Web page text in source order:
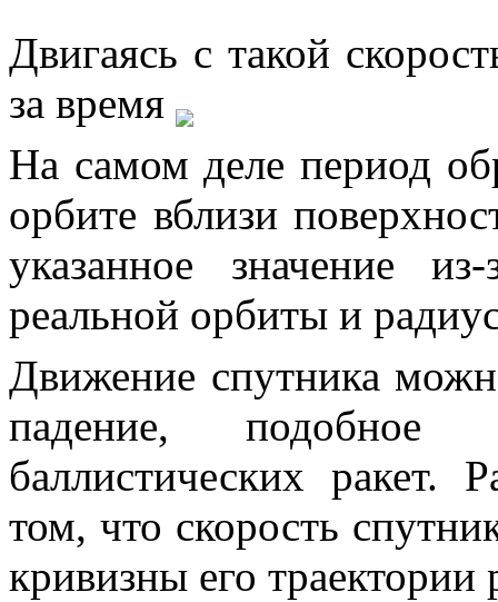
Двигаясь с такой
за время
На самом деле период
орбите вблизи
указанное значение
реальной орбиты и
Движение спутника
падение, подобное
баллистических ракет.
том, что скорость
кривизны его